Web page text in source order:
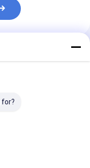
for?